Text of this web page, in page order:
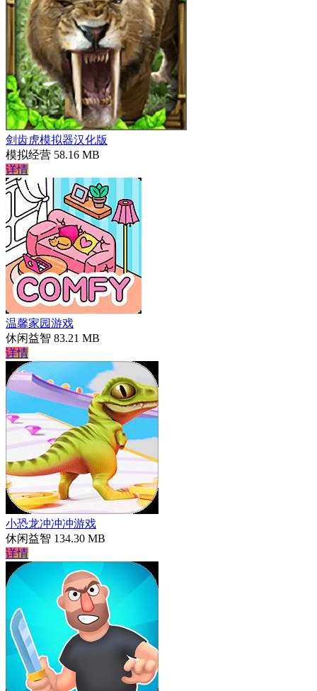
剑齿虎模拟器汉化版
模拟经营 58.16 MB
详情
温馨家园游戏
休闲益智 83.21 MB
详情
小恐龙冲冲冲游戏
休闲益智 134.30 MB
详情